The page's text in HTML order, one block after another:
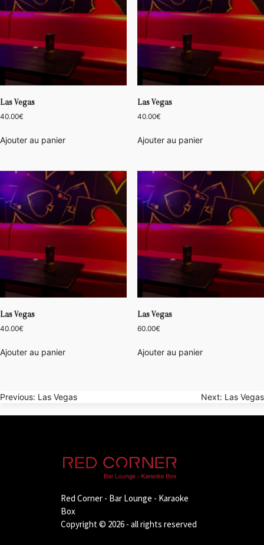
Las Vegas
40.00€
Ajouter au panier
Las Vegas
40.00€
Ajouter au panier
Las Vegas
40.00€
Ajouter au panier
Las Vegas
60.00€
Ajouter au panier
Navigation
de
Previous: Las Vegas Next: Las Vegas
Red Corner - Bar Lounge - Karaoke
Box
Copyright © 2026 - all rights reserved